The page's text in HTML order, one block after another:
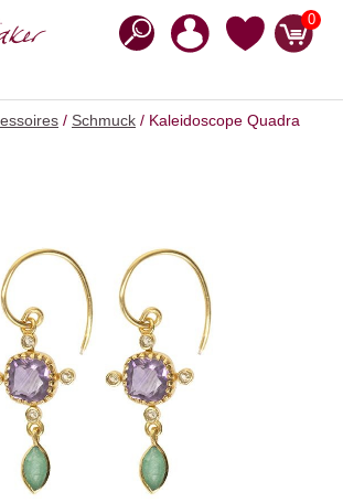
0
/ Schmuck / Kaleidoscope Quadra